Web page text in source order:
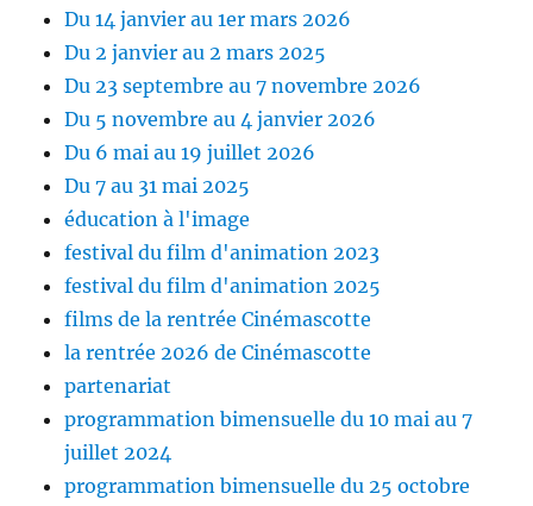
Du 14 janvier au 1er mars 2026
Du 2 janvier au 2 mars 2025
Du 23 septembre au 7 novembre 2026
Du 5 novembre au 4 janvier 2026
Du 6 mai au 19 juillet 2026
Du 7 au 31 mai 2025
éducation à l'image
festival du film d'animation 2023
festival du film d'animation 2025
films de la rentrée Cinémascotte
la rentrée 2026 de Cinémascotte
partenariat
programmation bimensuelle du 10 mai au 7
juillet 2024
programmation bimensuelle du 25 octobre